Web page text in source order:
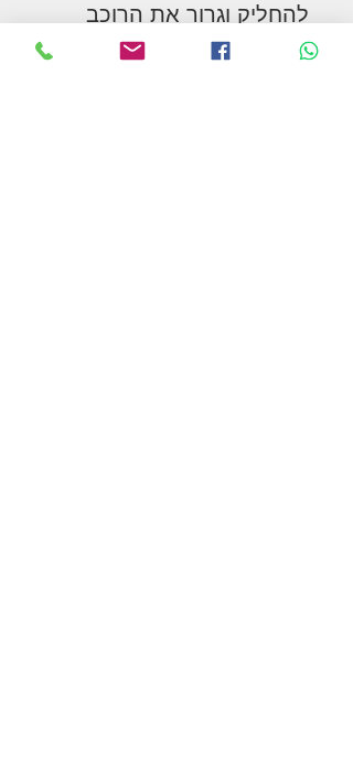
להחליק וגרור את הרוכב
-סוג זה של ארכובה מתאים